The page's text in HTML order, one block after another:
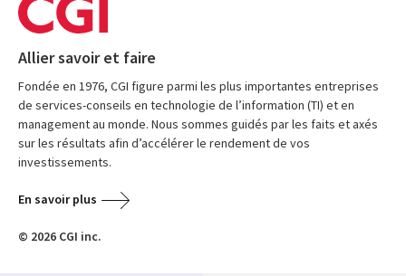
Allier savoir et faire
Fondée en 1976, CGI figure parmi les plus importantes entreprises
de services-conseils en technologie de l’information (TI) et en
management au monde. Nous sommes guidés par les faits et axés
sur les résultats afin d’accélérer le rendement de vos
investissements.
En savoir plus
© 2026 CGI inc.